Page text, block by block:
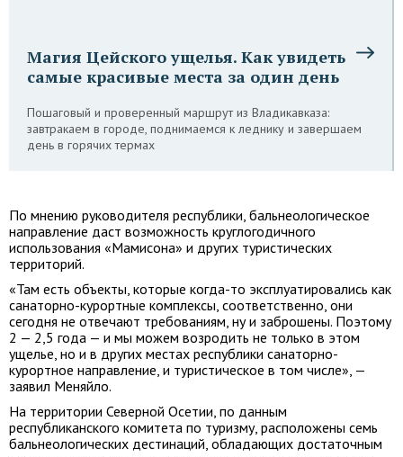
Магия Цейского ущелья. Как увидеть
самые красивые места за один день
Пошаговый и проверенный маршрут из Владикавказа:
завтракаем в городе, поднимаемся к леднику и завершаем
день в горячих термах
По мнению руководителя республики, бальнеологическое
направление даст возможность круглогодичного
использования «Мамисона» и других туристических
территорий.
«Там есть объекты, которые когда-то эксплуатировались как
санаторно-курортные комплексы, соответственно, они
сегодня не отвечают требованиям, ну и заброшены. Поэтому
2 — 2,5 года — и мы можем возродить не только в этом
ущелье, но и в других местах республики санаторно-
курортное направление, и туристическое в том числе», —
заявил Меняйло.
На территории Северной Осетии, по данным
республиканского комитета по туризму, расположены семь
бальнеологических дестинаций, обладающих достаточным